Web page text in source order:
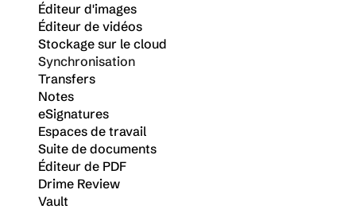
Éditeur d'images
Éditeur de vidéos
Stockage sur le cloud
Synchronisation
Transfers
Notes
eSignatures
Espaces de travail
Suite de documents
Éditeur de PDF
Drime Review
Vault